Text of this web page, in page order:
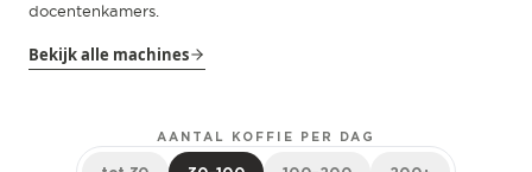
docentenkamers.
Bekijk alle machines
AANTAL KOFFIE PER DAG